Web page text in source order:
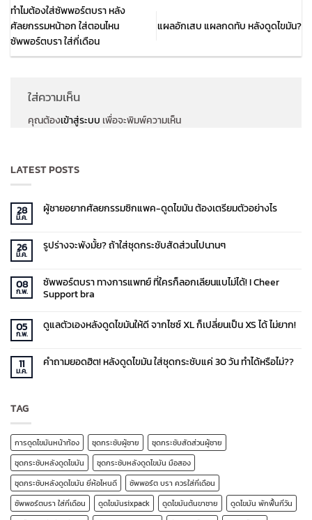
ทำไมต้องใส่ซัพพอร์ตบรา หลัง
ศัลยกรรมหน้าอก ใส่ตอนไหน
ซัพพอร์ตบรา ใส่กี่เดือน
แผลอักเสบ แผลกดทับ หลังดูดไขมัน?
ใส่ความเห็น
คุณต้องเข้าสู่ระบบ เพื่อจะพิมพ์ความเห็น
LATEST POSTS
28
มี.ค.
ผู้ชายอยากศัลยกรรมซิกแพค-ดูดไขมัน ต้องเตรียมตัวอย่างไร
บน
ผู้ชาย
แพค-
ดูด
ไข
รี
ยม
26
มี.ค.
รูปร่างจะพังมั้ย? ถ้าใส่ชุดกระชับสัดส่วนไปนานๆ
บน
รูป
ร่าง
ถ้า
สัดส่วน
ไป
08
ก.พ.
ซัพพอร์ตบรา ทางการแพทย์ ที่ใครก็ลอกเลียนแบไม่ได้! I Cheer
Support bra
เห็น
บน
แพทย์
ที่
Cheer
Support
bra
05
ก.พ.
ดูแลตัวเองหลังดูดไขมันให้ดี จากไซซ์ XL ก็เปลี่ยนเป็น XS ได้ ไม่ยาก!
บน
ดูแล
จาก
ไซซ์
XL
ก็
เปลี่ยน
เป็น
XS
ได้
ไม่
ยาก!
11
ม.ค.
คำถามยอดฮิต! หลังดูดไขมัน ใส่ชุดกระชับแค่ 30 วัน ทำได้หรือไม่??
ดูด
ไข
มัน
ใส่
ชุด
กระชับ
แค่
30
วัน
ทำได้
หรือ
TAG
การดูดไขมันหน้าท้อง ชุดกระชับผู้ชาย
ชุดกระชับสัดส่วนผู้ชาย
ชุดกระชับหลังดูดไขมัน
ชุดกระชับหลังดูดไขมัน มือสอง
ชุดกระชับหลังดูดไขมัน ยี่ห้อไหนดี
ซัพพอร์ต บรา ควรใส่กี่เดือน
ซัพพอร์ตบรา ใส่กี่เดือน
ดูดไขมันsixpack ดูดไขมันต้นขาชาย
ดูดไขมัน พักฟื้นกี่วัน